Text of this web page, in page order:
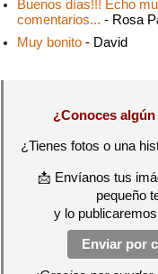
Buenos días!!! Echo
comentarios... - Rosa
Muy bonito - David
¿Conoces
¿Tienes fotos o una
📩 Envíanos tus
pequeño
y lo
Enviar por